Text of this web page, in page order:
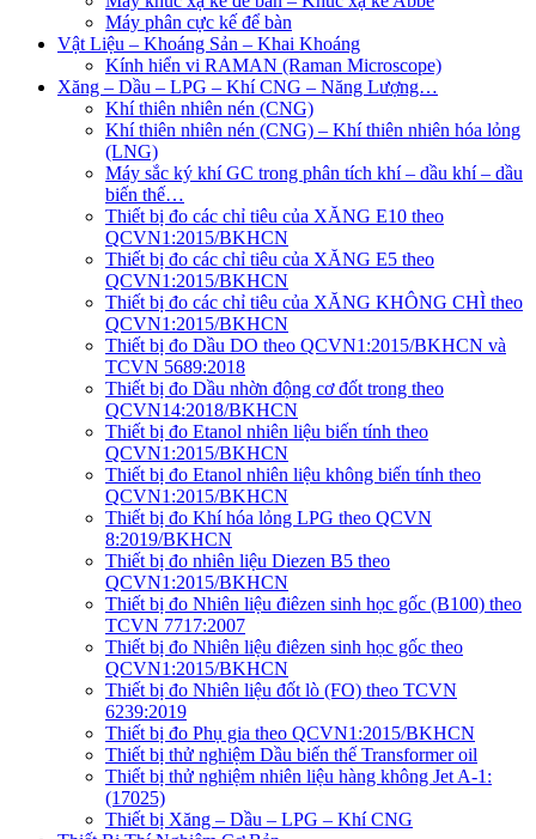
Máy phân cực kế để bàn
Vật Liệu – Khoáng Sản – Khai Khoáng
Kính hiển vi RAMAN (Raman Microscope)
Xăng – Dầu – LPG – Khí CNG – Năng Lượng…
Khí thiên nhiên nén (CNG)
Khí thiên nhiên nén (CNG) – Khí thiên nhiên hóa lỏng
(LNG)
Máy sắc ký khí GC trong phân tích khí – dầu khí – dầu
biến thế…
Thiết bị đo các chỉ tiêu của XĂNG E10 theo
QCVN1:2015/BKHCN
Thiết bị đo các chỉ tiêu của XĂNG E5 theo
QCVN1:2015/BKHCN
Thiết bị đo các chỉ tiêu của XĂNG KHÔNG CHÌ theo
QCVN1:2015/BKHCN
Thiết bị đo Dầu DO theo QCVN1:2015/BKHCN và
TCVN 5689:2018
Thiết bị đo Dầu nhờn động cơ đốt trong theo
QCVN14:2018/BKHCN
Thiết bị đo Etanol nhiên liệu biến tính theo
QCVN1:2015/BKHCN
Thiết bị đo Etanol nhiên liệu không biến tính theo
QCVN1:2015/BKHCN
Thiết bị đo Khí hóa lỏng LPG theo QCVN
8:2019/BKHCN
Thiết bị đo nhiên liệu Diezen B5 theo
QCVN1:2015/BKHCN
Thiết bị đo Nhiên liệu điêzen sinh học gốc (B100) theo
TCVN 7717:2007
Thiết bị đo Nhiên liệu điêzen sinh học gốc theo
QCVN1:2015/BKHCN
Thiết bị đo Nhiên liệu đốt lò (FO) theo TCVN
6239:2019
Thiết bị đo Phụ gia theo QCVN1:2015/BKHCN
Thiết bị thử nghiệm Dầu biến thế Transformer oil
Thiết bị thử nghiệm nhiên liệu hàng không Jet A-1:
(17025)
Thiết bị Xăng – Dầu – LPG – Khí CNG